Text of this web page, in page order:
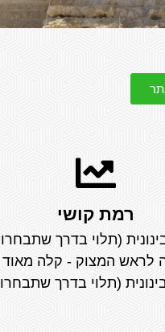
רמת קושי
(תלוי בדרך
לראש המצוק - קלה מאוד
(תלוי בדרך